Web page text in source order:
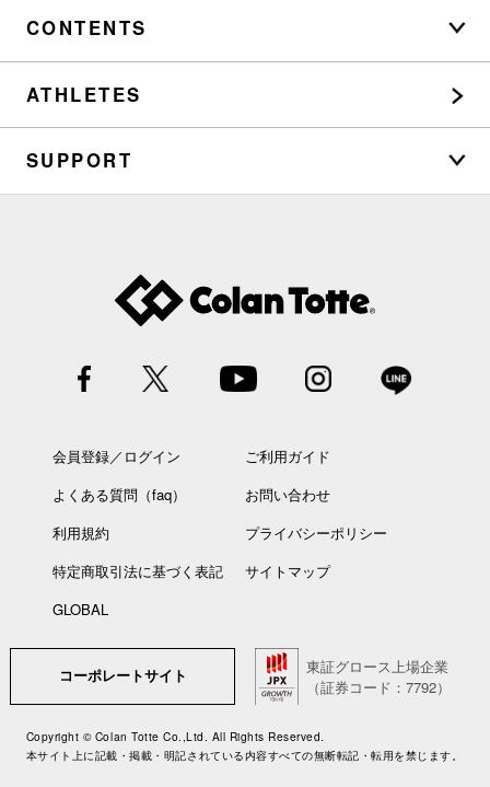
CONTENTS
ATHLETES
SUPPORT
会員登録／ログイン
ご利用ガイド
よくある質問（faq）
お問い合わせ
利用規約
プライバシーポリシー
特定商取引法に基づく表記
サイトマップ
GLOBAL
コーポレートサイト
東証グロース上場企業
（証券コード：7792）
Copyright © Colan Totte Co.,Ltd. All Rights Reserved.
本サイト上に記載・掲載・明記されている内容すべての無断転記・転用を禁じます。